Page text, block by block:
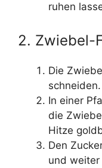
ruhen
2. Zwiebel-
Die
schneiden.
In einer
die
Hitze
Den
und